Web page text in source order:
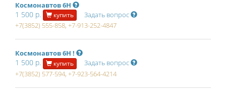
Космонавтов 6Н
1 500 р. купить
Задать вопрос
+7(3852) 555-858, +7-913-252-4847
Космонавтов 6Н !
1 500 р. купить
Задать вопрос
+7(3852) 577-594, +7-923-564-4214